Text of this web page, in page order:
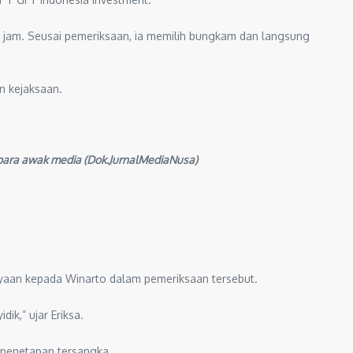
Seusai pemeriksaan, ia memilih bungkam dan langsung
kejaksaan.
awak media (Dok.JurnalMediaNusa)
kepada Winarto dalam pemeriksaan tersebut.
ujar Eriksa.